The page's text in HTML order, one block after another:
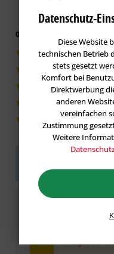
0 von 5 basieren auf 0
Sie die erste
Datenschutz-
Diese Website
technischen Betrieb
stets gesetzt
Komfort bei
Direktwerbung
anderen
vereinfachen
Zustimmung
Weitere